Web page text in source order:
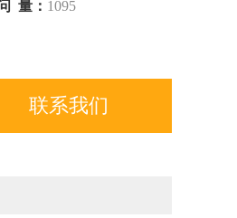
量： 1095
联系我们